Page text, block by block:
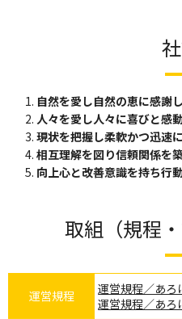
自然を愛し自然の恵に感謝
人々を愛し人々に喜びと感
現状を把握し柔軟かつ迅速
相互理解を図り信頼関係を
向上心と改善意識を持ち行
取組（規程・
運営規程
運営規程／あろ
運営規程／あろ